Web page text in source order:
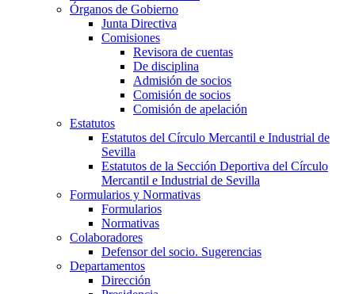
Órganos de Gobierno
Junta Directiva
Comisiones
Revisora de cuentas
De disciplina
Admisión de socios
Comisión de socios
Comisión de apelación
Estatutos
Estatutos del Círculo Mercantil e Industrial de
Sevilla
Estatutos de la Sección Deportiva del Círculo
Mercantil e Industrial de Sevilla
Formularios y Normativas
Formularios
Normativas
Colaboradores
Defensor del socio. Sugerencias
Departamentos
Dirección